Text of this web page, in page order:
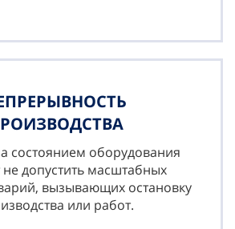
состоянием оборудования
допустить масштабных
вызывающих остановку
или работ.